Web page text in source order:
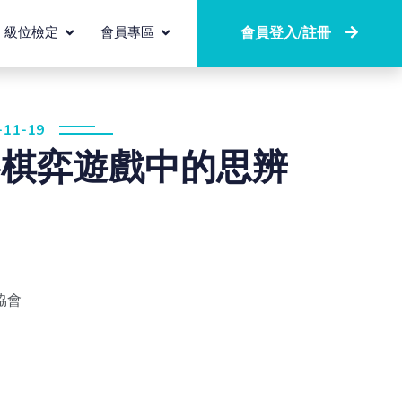
級位檢定 會員專區 會員登入/註冊
11-19
弈遊戲中的思辨
會